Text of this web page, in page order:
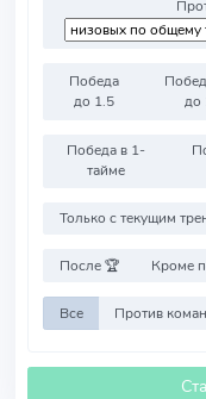
Победа
до 1.5
до
Победа в 1-
тайме
Только с текущим
После 🏆 Кроме
Все